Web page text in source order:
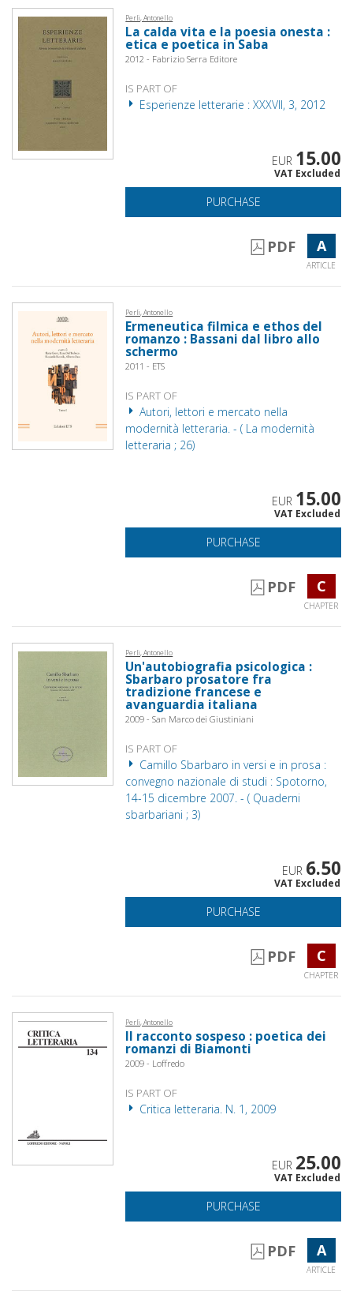
Perli, Antonello
La calda vita e la poesia onesta :
etica e poetica in Saba
2012 - Fabrizio Serra Editore
IS PART OF
Esperienze letterarie : XXXVII, 3, 2012
EUR 15.00
VAT Excluded
PURCHASE
PDF A
ARTICLE
Perli, Antonello
Ermeneutica filmica e ethos del
romanzo : Bassani dal libro allo
schermo
2011 - ETS
IS PART OF
Autori, lettori e mercato nella
modernità letteraria. - ( La modernità
letteraria ; 26)
EUR 15.00
VAT Excluded
PURCHASE
PDF C
CHAPTER
Perli, Antonello
Un'autobiografia psicologica :
Sbarbaro prosatore fra
tradizione francese e
avanguardia italiana
2009 - San Marco dei Giustiniani
IS PART OF
Camillo Sbarbaro in versi e in prosa :
convegno nazionale di studi : Spotorno,
14-15 dicembre 2007. - ( Quaderni
sbarbariani ; 3)
EUR 6.50
VAT Excluded
PURCHASE
PDF C
CHAPTER
Perli, Antonello
Il racconto sospeso : poetica dei
romanzi di Biamonti
2009 - Loffredo
IS PART OF
Critica letteraria. N. 1, 2009
EUR 25.00
VAT Excluded
PURCHASE
PDF A
ARTICLE